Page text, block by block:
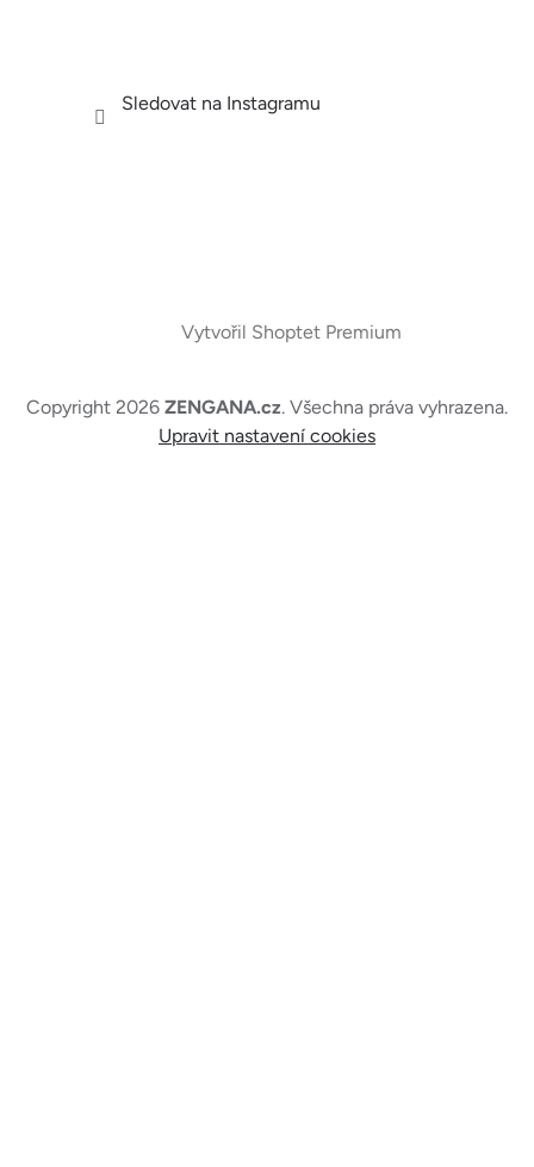
Sledovat na Instagramu
Vytvořil Shoptet Premium
Copyright 2026 ZENGANA.cz. Všechna práva vyhrazena.
Upravit nastavení cookies